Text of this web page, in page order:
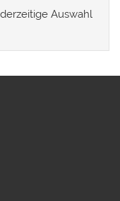
Auswahl